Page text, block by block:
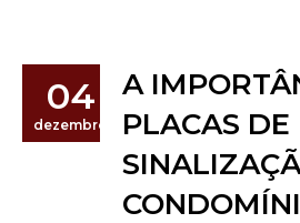
04
dezembro
A
PLACAS DE